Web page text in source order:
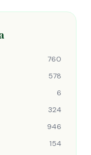
760
578
6
324
946
154